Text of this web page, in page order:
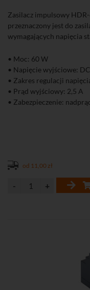
Zasilacz impulsowy
przeznaczony jest do
wymagających napięcia
• Moc: 60 W
• Napięcie wyjściowe:
• Zakres regulacji
• Prąd wyjściowy: 2,5 A
• Zabezpieczenie:
od 11,00 zł